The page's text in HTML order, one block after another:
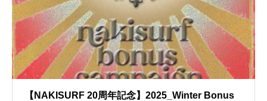
【NAKISURF 20周年記念】2025_Winter Bonus